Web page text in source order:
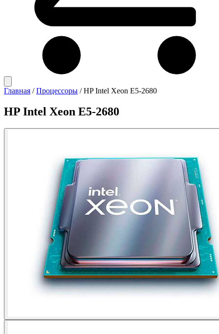
Главная / Процессоры / HP Intel Xeon E5-2680
HP Intel Xeon E5-2680